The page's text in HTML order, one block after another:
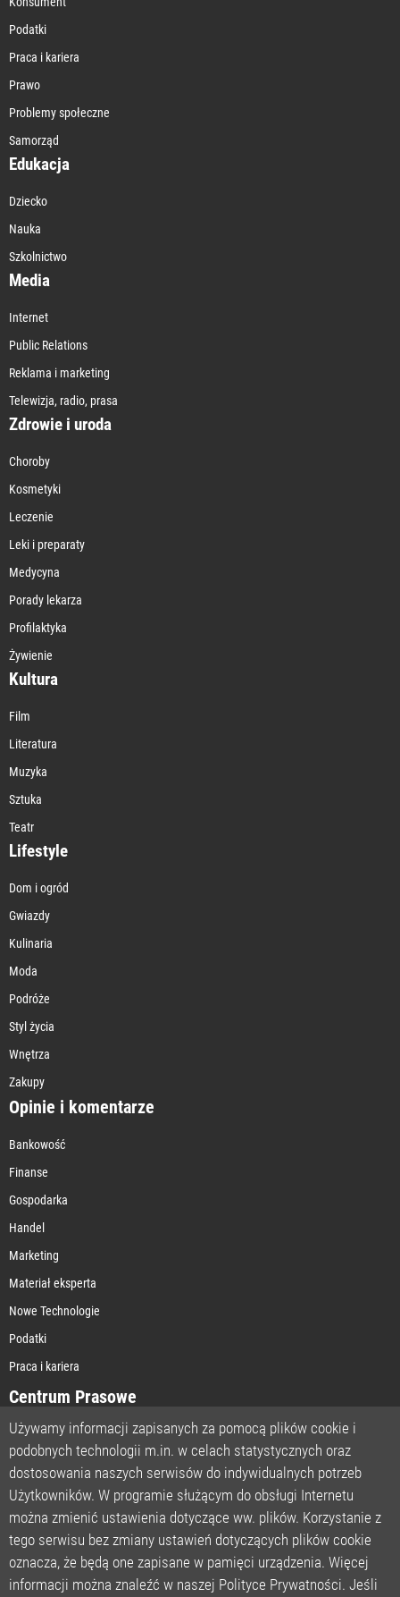
Podatki
Praca i kariera
Prawo
Problemy społeczne
Samorząd
Edukacja
Dziecko
Nauka
Szkolnictwo
Media
Internet
Public Relations
Reklama i marketing
Telewizja, radio, prasa
Zdrowie i uroda
Choroby
Kosmetyki
Leczenie
Leki i preparaty
Medycyna
Porady lekarza
Profilaktyka
Żywienie
Kultura
Film
Literatura
Muzyka
Sztuka
Teatr
Lifestyle
Dom i ogród
Gwiazdy
Kulinaria
Moda
Podróże
Styl życia
Wnętrza
Zakupy
Opinie i komentarze
Bankowość
Finanse
Gospodarka
Handel
Marketing
Materiał eksperta
Nowe Technologie
Podatki
Praca i kariera
Centrum Prasowe
STRONA GŁÓWNA
O NAS
POLITYKA PRYWATNOŚCI
REGULAMIN
LICENCJA
Używamy informacji zapisanych za pomocą plików cookie i
podobnych technologii m.in. w celach statystycznych oraz
dostosowania naszych serwisów do indywidualnych potrzeb
Użytkowników. W programie służącym do obsługi Internetu
można zmienić ustawienia dotyczące ww. plików. Korzystanie z
tego serwisu bez zmiany ustawień dotyczących plików cookie
oznacza, że będą one zapisane w pamięci urządzenia. Więcej
informacji można znaleźć w naszej Polityce Prywatności. Jeśli